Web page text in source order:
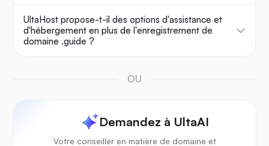
UltaHost propose-t-il des options d'assistance et
d'hébergement en plus de l'enregistrement de
domaine .guide ?
OU
Demandez à UltaAI
Votre conseiller en matière de domaine et